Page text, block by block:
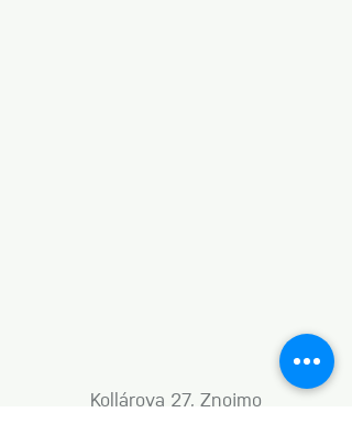
Kollárova 27, Znojmo